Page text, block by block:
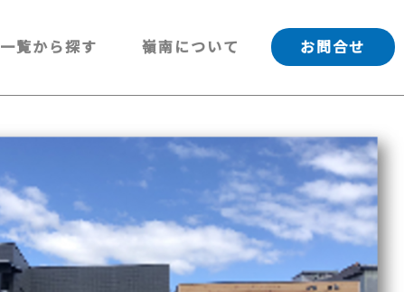
一覧から探す 嶺南について お問合せ